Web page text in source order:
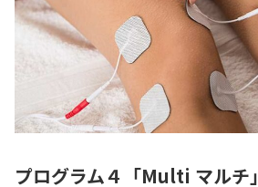
プログラム４「Multi マルチ」